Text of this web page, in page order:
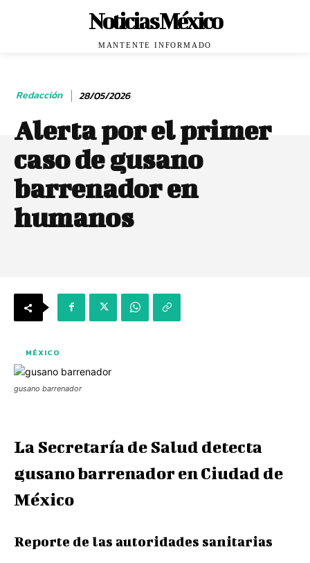
Noticias México
MANTENTE INFORMADO
Redacción 28/05/2026
Alerta por el primer
caso de gusano
barrenador en
humanos
MÉXICO
gusano barrenador
La Secretaría de Salud detecta
gusano barrenador en Ciudad de
México
Reporte de las autoridades sanitarias